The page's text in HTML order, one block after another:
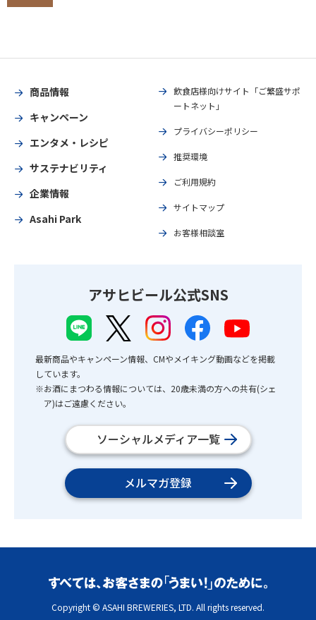
商品情報
キャンペーン
エンタメ・レシピ
サステナビリティ
企業情報
Asahi Park
飲食店様向けサイト「ご繁盛サポ
ートネット」
プライバシーポリシー
推奨環境
ご利用規約
サイトマップ
お客様相談室
アサヒビール公式SNS
最新商品やキャンペーン情報、CMやメイキング動画などを掲載
しています。
※お酒にまつわる情報については、20歳未満の方への共有(シェ
ア)はご遠慮ください。
ソーシャルメディア一覧
メルマガ登録
Copyright © ASAHI BREWERIES, LTD. All rights reserved.